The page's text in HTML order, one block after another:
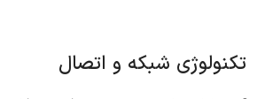
تکنولوژی شبکه و اتصال